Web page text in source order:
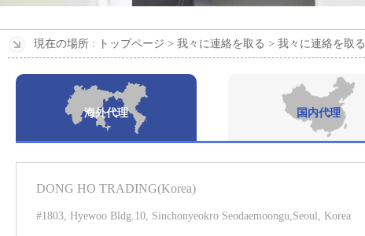
現在の場所 : トップページ > 我々に連絡を取る > 我々に連絡を取る
海外代理 国内代理
DONG HO TRADING(Korea)
#1803, Hyewoo Bldg.10, Sinchonyeokro Seodaemoongu,Seoul, Korea